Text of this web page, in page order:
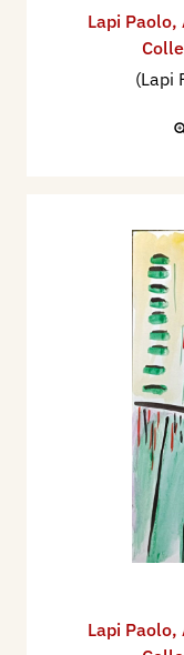
Lapi Paolo,
(Lapi
Lapi Paolo,